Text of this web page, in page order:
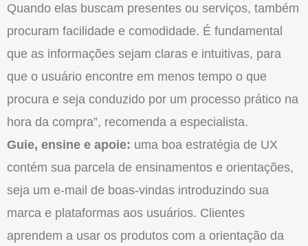
Quando elas buscam presentes ou serviços, também
procuram facilidade e comodidade. É fundamental
que as informações sejam claras e intuitivas, para
que o usuário encontre em menos tempo o que
procura e seja conduzido por um processo prático na
hora da compra”, recomenda a especialista.
Guie, ensine e apoie: uma boa estratégia de UX
contém sua parcela de ensinamentos e orientações,
seja um e-mail de boas-vindas introduzindo sua
marca e plataformas aos usuários. Clientes
aprendem a usar os produtos com a orientação da